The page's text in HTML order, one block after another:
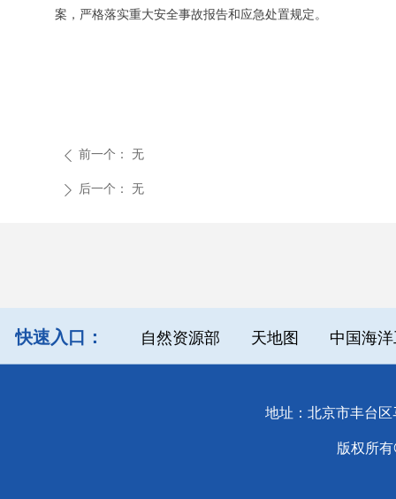
案，严格落实重大安全事故报告和应急处置规定。
ꄴ 前一个： 无
ꄲ 后一个： 无
地址：北京市丰台
版权所
快速入口： 自然资源部 天地图 中国海